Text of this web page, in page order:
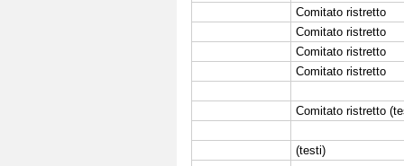
Comitato ristretto
Comitato ristretto
Comitato ristretto
Comitato ristretto
Comitato ristretto
(testi)